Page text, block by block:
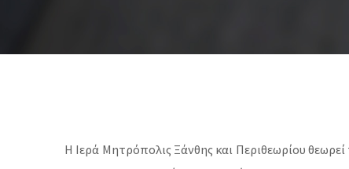
Η Ιερά Μητρόπολις Ξάνθης και Περιθεωρίου